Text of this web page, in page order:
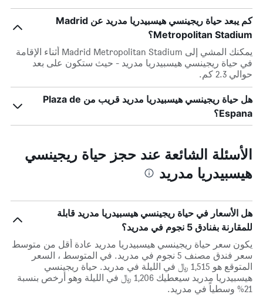
كم يبعد حياة ريجينسي هيسبيدريا مدريد عن Madrid
Metropolitan Stadium؟
يمكنك المشي إلى Madrid Metropolitan Stadium أثناء الإقامة
في حياة ريجينسي هيسبيدريا مدريد - حيث ستكون على بعد
حوالي 2.3 كم.
هل حياة ريجينسي هيسبيدريا مدريد قريب من Plaza de
Espana؟
الأسئلة الشائعة عند حجز حياة ريجينسي
هيسبيدريا مدريد
هل الأسعار في حياة ريجينسي هيسبيدريا مدريد قابلة
للمقارنة بفنادق 5 نجوم في مدريد؟
يكون سعر حياة ريجينسي هيسبيدريا مدريد عادة أقل من متوسط
​​سعر فندق مصنف 5 نجوم في مدريد. في المتوسط ، السعر
المتوقع هو 1,515 ﷼ في الليلة في مدريد. حياة ريجينسي
هيسبيدريا مدريد سيعطيك 1,206 ﷼ في الليلة وهو أرخص بنسبة
21% وسطياً في مدريد.